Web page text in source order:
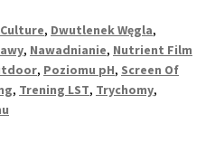
, Dwutlenek Węgla,
, Nawadnianie, Nutrient Film
, Poziomu pH, Screen Of
, Trening LST, Trychomy,